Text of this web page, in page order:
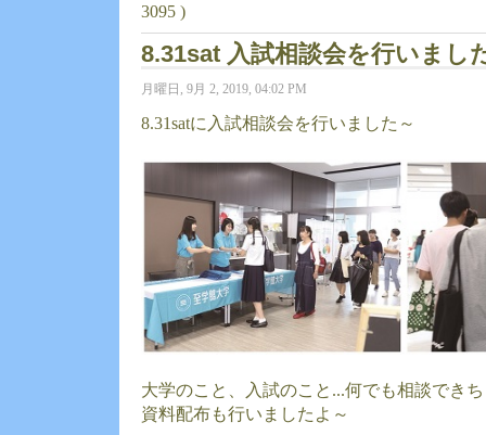
3095 )
8.31sat 入試相談会を行いまし
月曜日, 9月 2, 2019, 04:02 PM
8.31satに入試相談会を行いました～
大学のこと、入試のこと...何でも相談でき
資料配布も行いましたよ～